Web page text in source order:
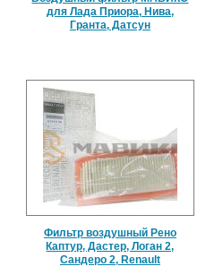
для Лада Приора, Нива,
Гранта, Датсун
Фильтр воздушный Рено
Каптур, Дастер, Логан 2,
Сандеро 2, Renault